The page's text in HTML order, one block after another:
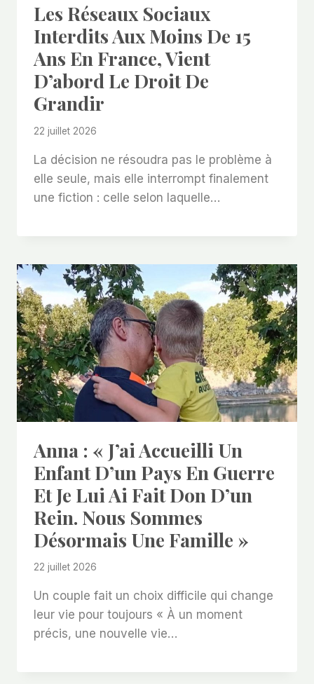
Les Réseaux Sociaux
Interdits Aux Moins De 15
Ans En France, Vient
D’abord Le Droit De
Grandir
22 juillet 2026
La décision ne résoudra pas le problème à
elle seule, mais elle interrompt finalement
une fiction : celle selon laquelle…
Anna : « J’ai Accueilli Un
Enfant D’un Pays En Guerre
Et Je Lui Ai Fait Don D’un
Rein. Nous Sommes
Désormais Une Famille »
22 juillet 2026
Un couple fait un choix difficile qui change
leur vie pour toujours « À un moment
précis, une nouvelle vie…